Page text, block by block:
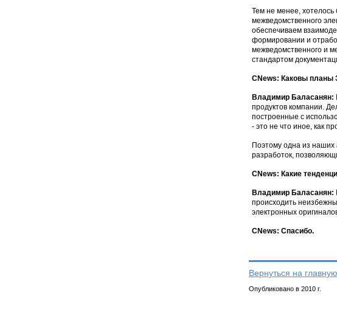
Тем не менее, хотелось
межведомственного
обеспечиваем
формировании и
межведомственного и
стандартом
CNews: Каковы планы
Владимир Баласанян:
продуктов компании.
построенные с
- это не что иное, как
Поэтому одна из наших
разработок,
CNews: Какие
Владимир Баласанян:
происходить
электронных
CNews: Спасибо.
Вернуться на
Опубликовано в 2010 г.